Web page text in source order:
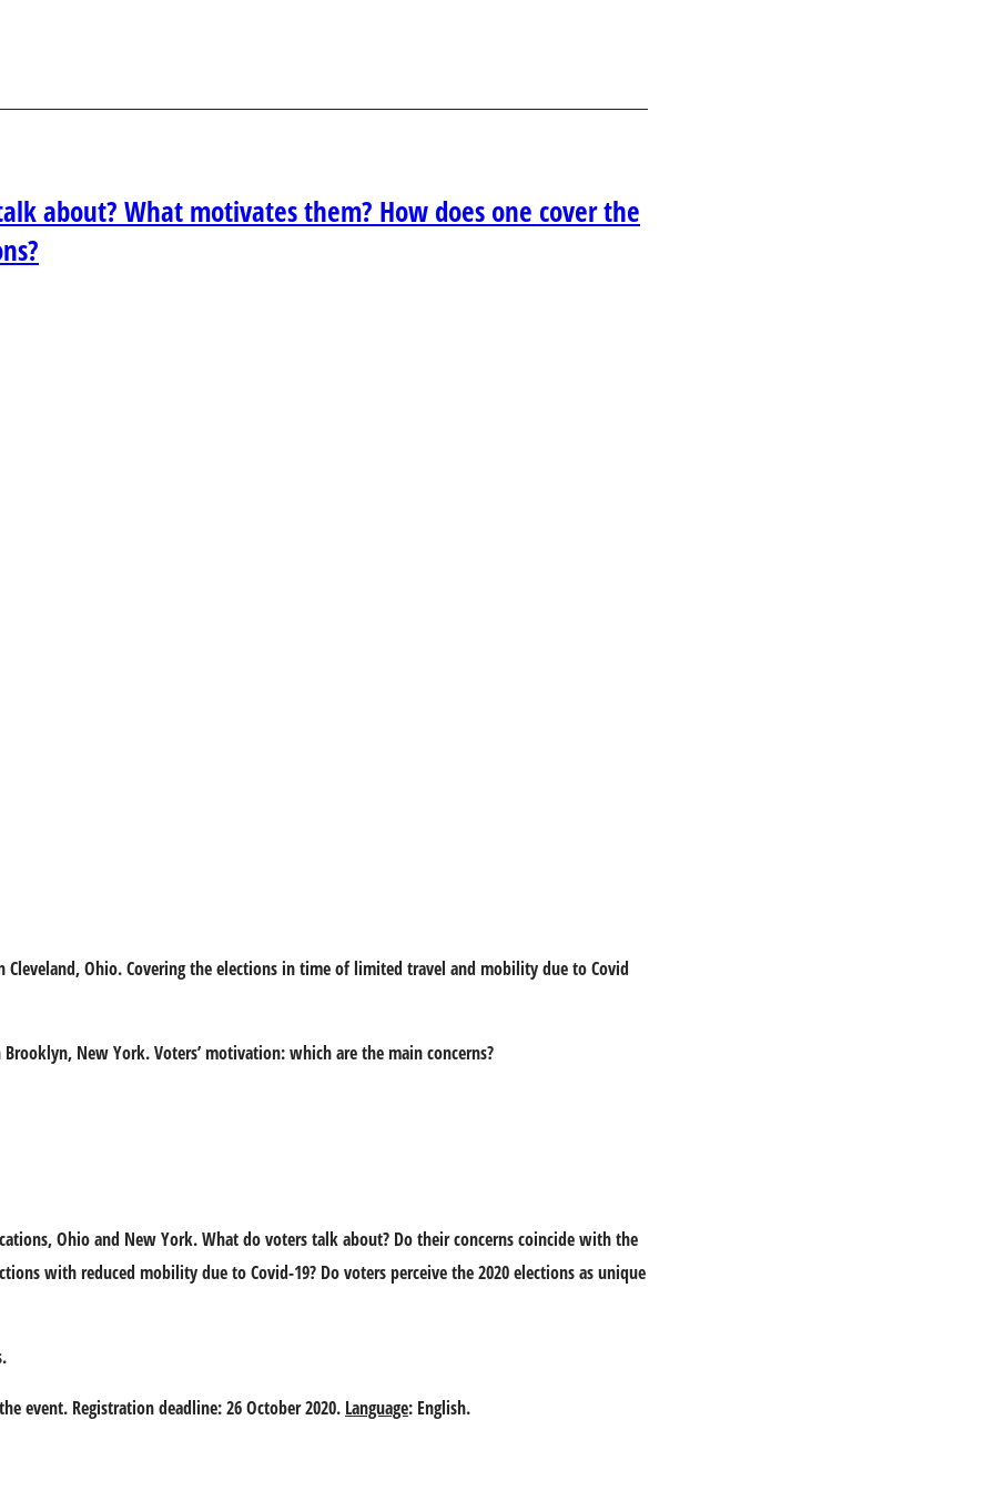
about? What motivates them? How does one cover the
Ohio. Covering the elections in time of limited travel and mobility due to Covid
New York. Voters’ motivation: which are the main concerns?
Ohio and New York. What do voters talk about? Do their concerns coincide with the
with reduced mobility due to Covid-19? Do voters perceive the 2020 elections as unique
event. Registration deadline: 26 October 2020. Language: English.